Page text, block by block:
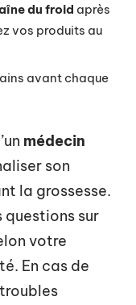
du froid après
vos produits au
avant chaque
médecin
son
la grossesse.
questions sur
votre
En cas de